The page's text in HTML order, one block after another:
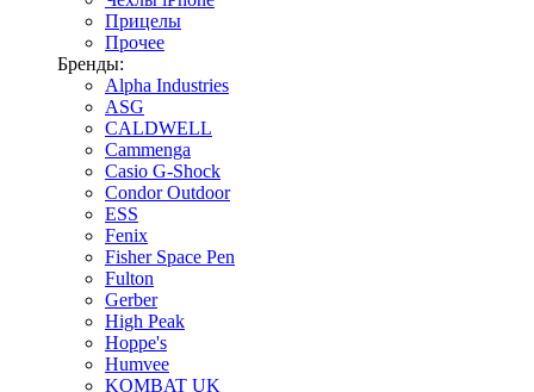
Прицелы
Прочее
Бренды:
Alpha Industries
ASG
CALDWELL
Cammenga
Casio G-Shock
Condor Outdoor
ESS
Fenix
Fisher Space Pen
Fulton
Gerber
High Peak
Hoppe's
Humvee
KOMBAT UK